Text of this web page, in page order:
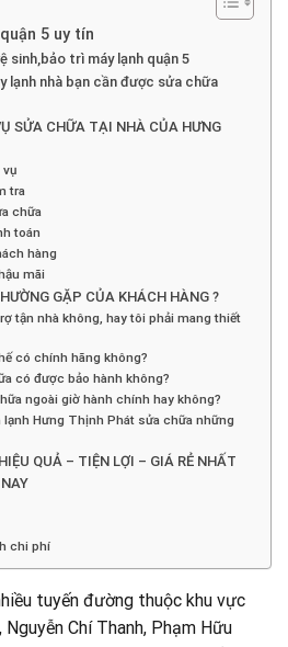
5 uy tín
sinh,bảo trì máy lạnh quận 5
lạnh nhà bạn cần được sửa chữa
SỬA CHỮA TẠI NHÀ CỦA HƯNG
vụ
tra
chữa
toán
hàng
mãi
GẶP CỦA KHÁCH HÀNG ?
tận nhà không, hay tôi phải mang thiết
có chính hãng không?
có được bảo hành không?
ngoài giờ hành chính hay không?
Hưng Thịnh Phát sửa chữa những
QUẢ – TIỆN LỢI – GIÁ RẺ NHẤT
chi phí
tuyến đường thuộc khu vực
Chí Thanh, Phạm Hữu